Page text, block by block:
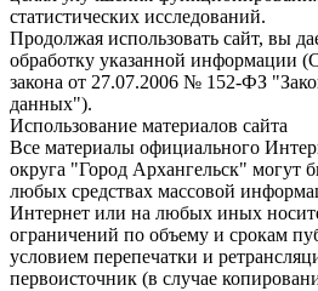
статистических исследований.
Продолжая использовать сайт, вы
обработку указанной информации
закона от 27.07.2006 № 152-ФЗ
данных").
Использование материалов сайта
Все материалы официального
округа "Город Архангельск" могут
любых средствах массовой
Интернет или на любых иных
ограничений по объему и срокам
условием перепечатки и
первоисточник (в случае